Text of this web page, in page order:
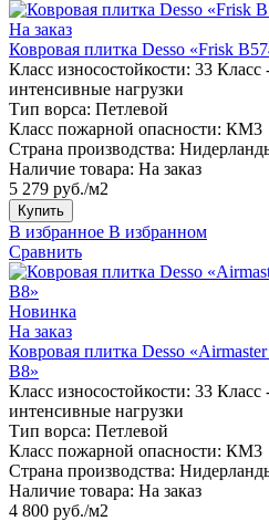
На заказ
Ковровая плитка Desso «Frisk
Класс износостойкости: 33 Класс
интенсивные нагрузки
Тип ворса: Петлевой
Класс пожарной опасности: КМ3
Страна производства:
Наличие товара: На заказ
5 279 руб./м2
Купить
В избранное В избранном
Сравнить
Новинка
На заказ
Ковровая плитка Desso
B8»
Класс износостойкости: 33 Класс
интенсивные нагрузки
Тип ворса: Петлевой
Класс пожарной опасности: КМ3
Страна производства:
Наличие товара: На заказ
4 800 руб./м2